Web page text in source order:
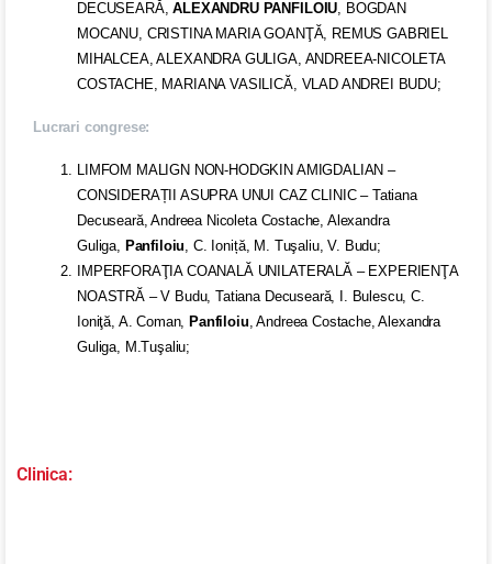
DECUSEARĂ,ALEXANDRU PANFILOIU, BOGDAN
MOCANU, CRISTINA MARIA GOANŢĂ, REMUS GABRIEL
MIHALCEA, ALEXANDRA GULIGA, ANDREEA-NICOLETA
COSTACHE, MARIANA VASILICĂ, VLAD ANDREI BUDU;
Lucrari congrese:
LIMFOM MALIGN NON-HODGKIN AMIGDALIAN –
CONSIDERAȚII ASUPRA UNUI CAZ CLINIC – Tatiana
Decuseară, Andreea Nicoleta Costache, Alexandra
Guliga, Panfiloiu, C. Ioniță, M. Tuşaliu, V. Budu;
IMPERFORAŢIA COANALĂ UNILATERALĂ – EXPERIENŢA
NOASTRĂ – V Budu, Tatiana Decuseară, I. Bulescu, C.
Ioniţă, A. Coman, Panfiloiu, Andreea Costache, Alexandra
Guliga, M.Tuşaliu;
Clinica: